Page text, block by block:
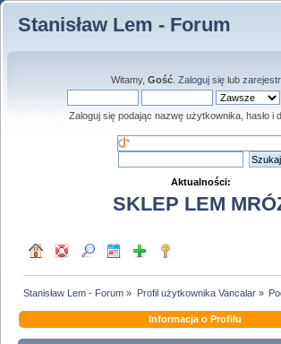
Stanisław Lem - Forum
Witamy, Gość. Zaloguj sięlub
Zaloguj się podając nazwę użytkownika, hasło i
Aktualności:
SKLEP LEM
Stanisław Lem - Forum » Profil użytkownika Vancalar»
Informacja o Profilu